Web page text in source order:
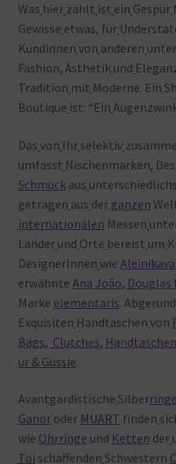
Was hier zählt ist ein Gespür
Gewisse etwas, für
Kundinnen von anderen
Fashion, Ästhetik und
Tradition mit Moderne. Ein
Boutique ist: “Ein
Das von Ihr selektiv
umfasst Nischenmarken,
Schmuckaus
getragen aus derganzen
internationalen Messen
Länder und Orte bereist um
DesignerInnen wie Aleinikava
erwähnte Ana João, Douglas
Marke elementaris.
Exquisiten Handtaschen von
Bags, Clutches, Handtaschen
ur & Gussie.
Avantgardistische Silberringe
Ganoroder MUART finden
wie Ohrringe und Ketten der
Toi schaffenden Schwestern